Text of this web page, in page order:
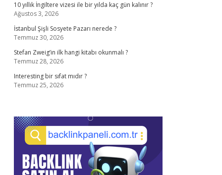
10 yıllık İngiltere vizesi ile bir yılda kaç gün kalınır ?
Ağustos 3, 2026
İstanbul Şişli Sosyete Pazarı nerede ?
Temmuz 30, 2026
Stefan Zweig’in ilk hangi kitabı okunmalı ?
Temmuz 28, 2026
Interesting bir sıfat mıdır ?
Temmuz 25, 2026